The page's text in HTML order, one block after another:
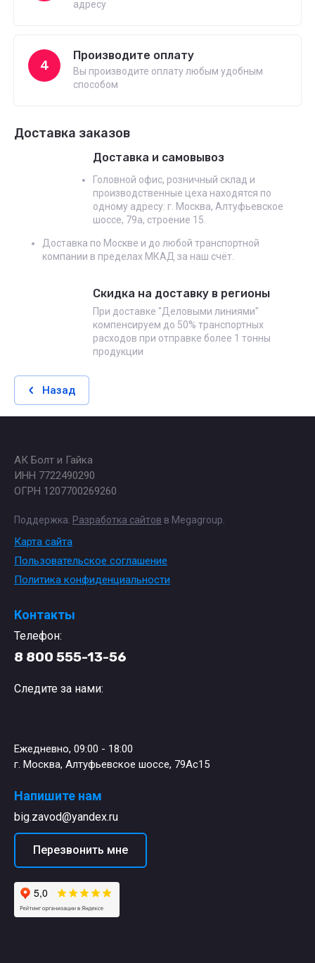
адресу
4
Производите оплату
Вы производите оплату любым удобным
способом
Доставка заказов
Доставка и самовывоз
Головной офис, розничный склад и
производственные цеха находятся по
одному адресу: г. Москва, Алтуфьевское
шоссе, 79а, строение 15.
Доставка по Москве и до любой транспортной
компании в пределах МКАД за наш счёт.
Скидка на доставку в регионы
При доставке "Деловыми линиями"
компенсируем до 50% транспортных
расходов при отправке более 1 тонны
продукции
Назад
АК Болт и Гайка
ИНН 7722490290
ОГРН 1207700269260
Поддержка. Разработка сайтов в Megagroup.
Карта сайта
Пользовательское соглашение
Политика конфиденциальности
Контакты
Телефон:
8 800 555-13-56
Следите за нами:
Ежедневно, 09:00 - 18:00
г. Москва, Алтуфьевское шоссе, 79Ас15
Напишите нам
big.zavod@yandex.ru
Перезвонить мне